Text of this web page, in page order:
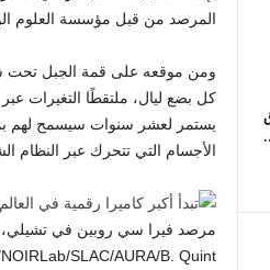
المرصد من قبل مؤسسة العلوم
ومن موقعه على قمة الجبل تحت
كل بضع ليال، ملتقطًا التغيرات
يستمر لعشر سنوات سيسمح لهم
الأجسام التي تتحرك عبر النظام
SLAC/AURA/B. Quint)